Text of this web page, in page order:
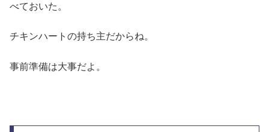
べておいた。
チキンハートの持ち主だからね。
事前準備は大事だよ。